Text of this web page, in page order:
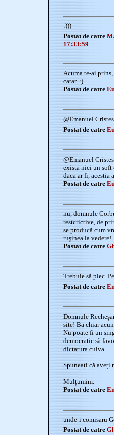
:)))
Postat de catre
17:33:59
Acuma te-ai
catar. :)
Postat de catre
@Emanuel
Postat de catre
@Emanuel
exista nici un soft
daca ar fi, acestia
Postat de catre
nu, domnule
restcrictive, de
se producă cum
ruşinea la vedere!
Postat de catre
Trebuie să plec.
Postat de catre
Domnule
site! Ba chiar
Nu poate fi un
democratic să
dictatura cuiva.
Spuneați că aveți
Mulțumim.
Postat de catre
unde-i comisaru
Postat de catre